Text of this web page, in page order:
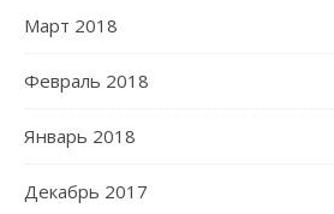
Март 2018
Февраль 2018
Январь 2018
Декабрь 2017